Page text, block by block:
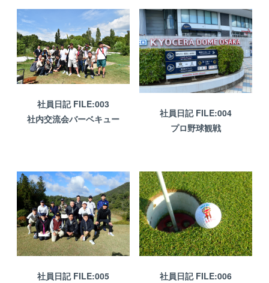
社員日記 FILE:003
社内交流会バーベキュー
社員日記 FILE:004
プロ野球観戦
社員日記 FILE:005
社員日記 FILE:006